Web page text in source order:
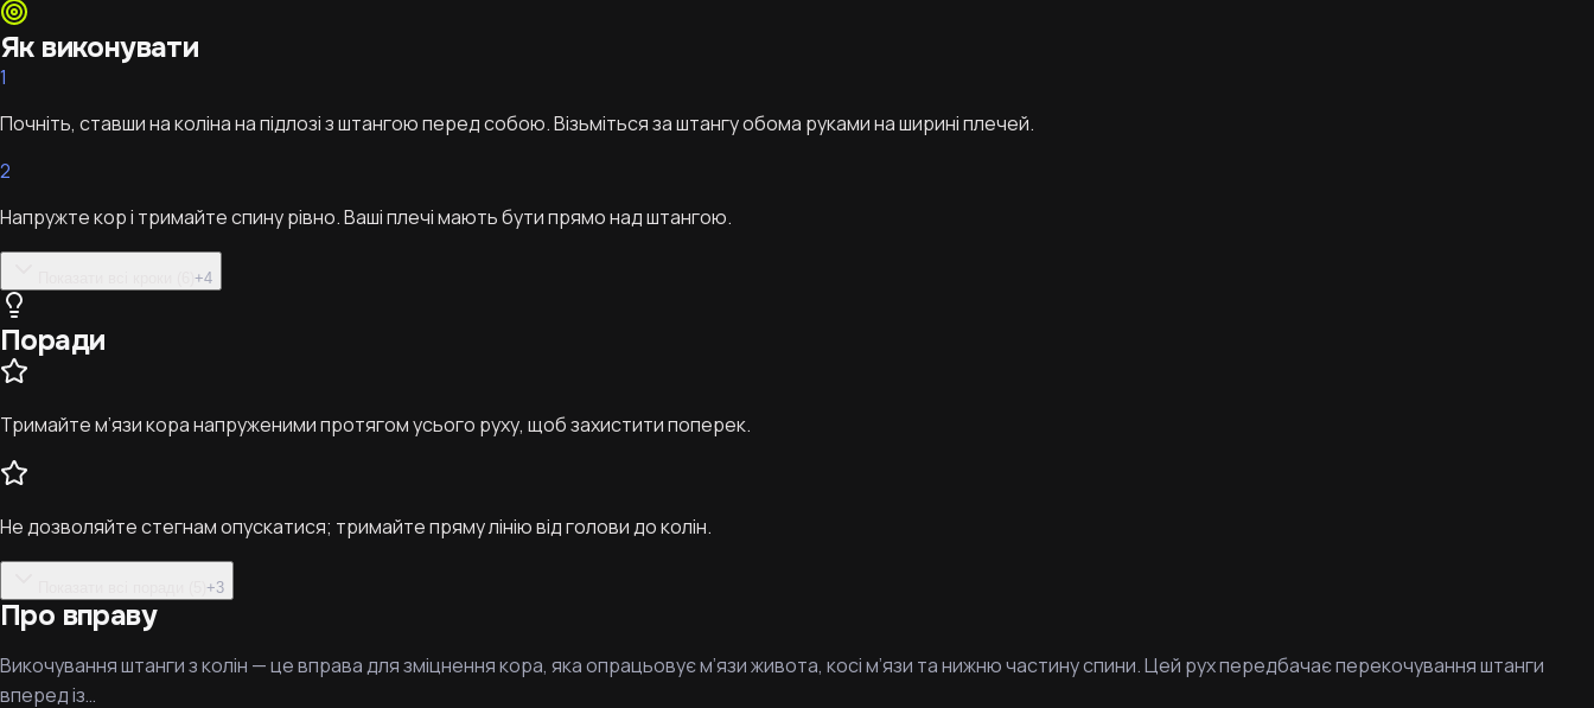
Як виконувати
1
Почніть, ставши на коліна на підлозі з штангою перед собою. Візьміться за штангу обома руками на ширині плечей.
2
Напружте кор і тримайте спину рівно. Ваші плечі мають бути прямо над штангою.
+4
Поради
Тримайте м’язи кора напруженими протягом усього руху, щоб захистити поперек.
Не дозволяйте стегнам опускатися; тримайте пряму лінію від голови до колін.
+3
Про вправу
Викочування штанги з колін — це вправа для зміцнення кора, яка опрацьовує м’язи живота, косі м’язи та нижню частину спини. Цей рух передбачає перекочування штанги
вперед із…